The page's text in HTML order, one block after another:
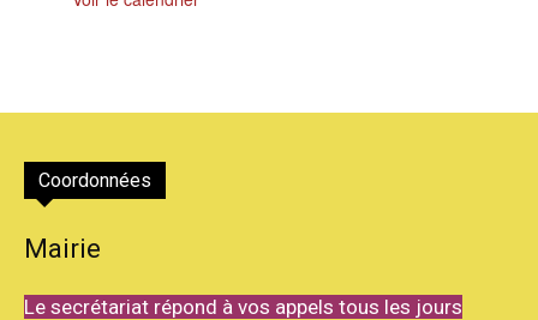
Coordonnées
Mairie
Le secrétariat répond à vos appels tous les jours